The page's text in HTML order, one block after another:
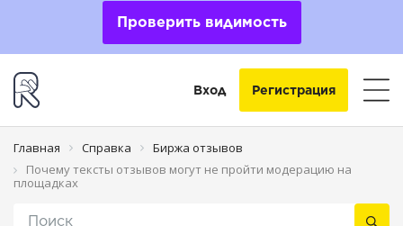
Проверить видимость
Вход Регистрация
Главная Справка
Биржа отзывов
Почему тексты отзывов могут не пройти модерацию на
площадках